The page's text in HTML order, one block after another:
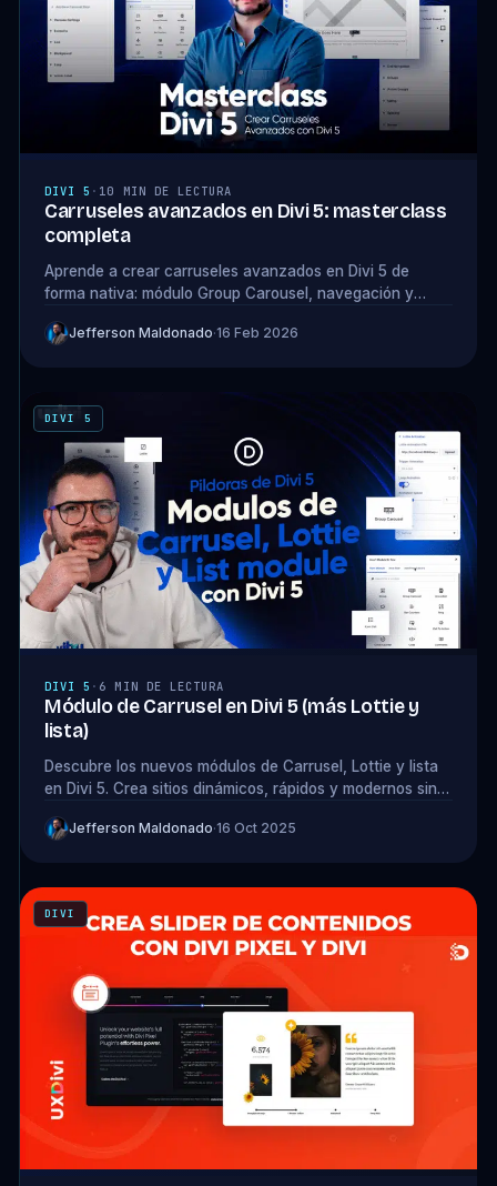
DIVI 5 · 10 MIN DE LECTURA
Carruseles avanzados en Divi 5: masterclass
completa
Aprende a crear carruseles avanzados en Divi 5 de
forma nativa: módulo Group Carousel, navegación y
Jefferson Maldonado·16 Feb 2026
DIVI 5
DIVI 5 · 6 MIN DE LECTURA
Módulo de Carrusel en Divi 5 (más Lottie y
lista)
Descubre los nuevos módulos de Carrusel, Lottie y lista
en Divi 5. Crea sitios dinámicos, rápidos y modernos sin
Jefferson Maldonado·16 Oct 2025
DIVI